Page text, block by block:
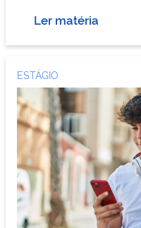
Ler matéria
ESTÁGIO